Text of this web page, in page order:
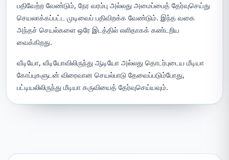
பதிவேற்ற வேண்டும், நேர வரம்பு அல்லது அமைப்பைத் தேர்வுசெய்து
செயலாக்கப்பட்ட முடிவைப் பதிவிறக்க வேண்டும். இந்த வகை
அந்தச் செயல்களை ஒரே இடத்தில் எளிதாகக் கண்டறிய
வைக்கிறது.
வீடியோ, வீடியோவிலிருந்து ஆடியோ அல்லது தொடர்புடைய மீடியா
கோப்புகளுடன் விரைவான செயல்பாடு தேவைப்படும்போது, ​​
பட்டியலிலிருந்து மீடியா கருவியைத் தேர்வுசெய்யவும்.